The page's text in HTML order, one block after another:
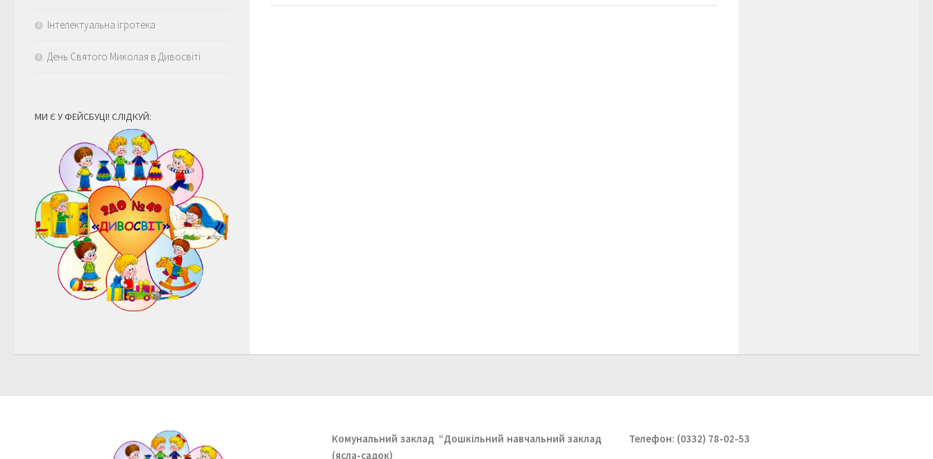
Інтелектуальна ігротека
День Святого Миколая в Дивосвіті
МИ Є У ФЕЙСБУЦІ! СЛІДКУЙ:
Комунальний заклад “Дошкільний навчальний заклад
(ясла-садок)
Телефон: (0332) 78-02-53